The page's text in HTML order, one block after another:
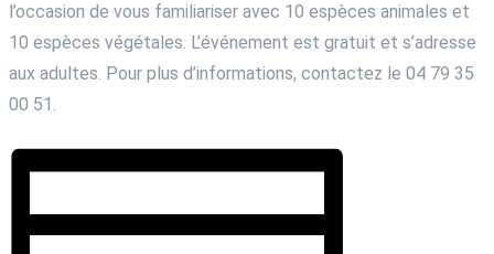
l’occasion de vous familiariser avec 10 espèces animales et
10 espèces végétales. L’événement est gratuit et s’adresse
aux adultes. Pour plus d’informations, contactez le 04 79 35
00 51.